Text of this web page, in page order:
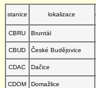
stanice lokalizace
CBRU
Bruntál
CBUD
České Budějovice
CDAC
Dačice
CDOM
Domažlice